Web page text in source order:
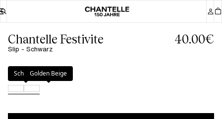
Chantelle Festivite
Slip - Schwarz
40.00€
Farbe Schwarz
SchwarzGolden Beige